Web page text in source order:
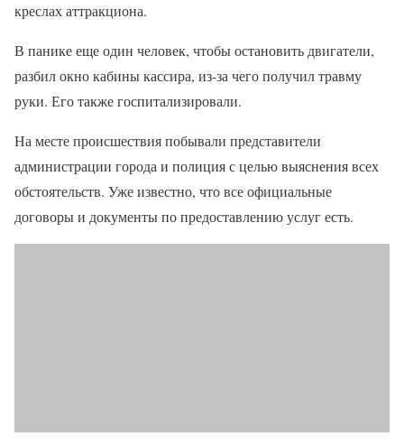
креслах аттракциона.
В панике еще один человек, чтобы остановить двигатели,
разбил окно кабины кассира, из-за чего получил травму
руки. Его также госпитализировали.
На месте происшествия побывали представители
администрации города и полиция с целью выяснения всех
обстоятельств. Уже известно, что все официальные
договоры и документы по предоставлению услуг есть.